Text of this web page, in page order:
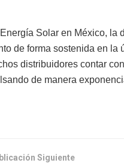
Solar en México, la
de forma sostenida en la
distribuidores contar
de manera
Siguiente